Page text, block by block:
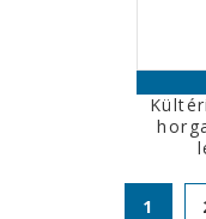
1